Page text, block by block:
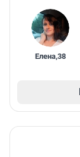
Елена,38